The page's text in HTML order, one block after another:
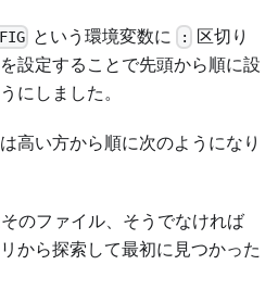
という環境変数に : 区切り
設定することで先頭から順に設
にしました。
高い方から順に次のようになり
のファイル、そうでなければ
から探索して最初に見つかった